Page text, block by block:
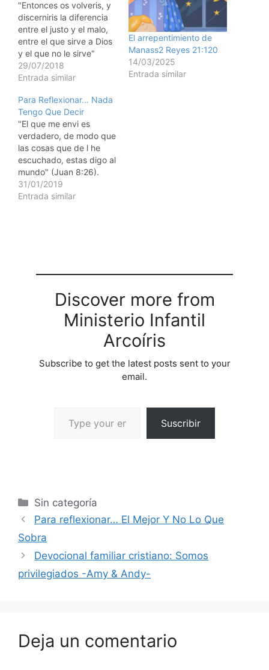
"Entonces os volveris, y
discerniris la diferencia
entre el justo y el malo,
entre el que sirve a Dios
y el que no le sirve"
(Malaquas 3:18). "Es ms
fcil encender una
criticar la oscuridad."
Pasamos mucho tiempo
lamentndonos y hasta
criticando todo y todos.
Y…
29/07/2018
Entrada similar
El arrepentimiento de
Manass2 Reyes 21:120
14/03/2025
Entrada similar
Para Reflexionar… Nada
Tengo Que Decir
"El que me envi es
verdadero, de modo que
las cosas que de l he
escuchado, estas digo al
mundo" (Juan 8:26).
"Los bendecidos son
aquellos que no tienen
31/01/2019
Entrada similar
Discover more from
Ministerio Infantil
Arcoíris
Subscribe to get the latest posts sent to your
email.
Suscribir
Sin categoría
Para reflexionar… El Mejor Y No Lo Que
Sobra
Devocional familiar cristiano: Somos
privilegiados -Amy & Andy-
Deja un comentario